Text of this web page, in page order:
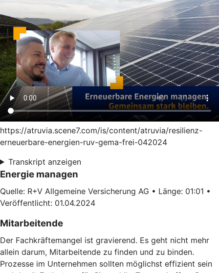
https://atruvia.scene7.com/is/content/atruvia/resilienz-
erneuerbare-energien-ruv-gema-frei-042024
Transkript anzeigen
Energie managen
Quelle: R+V Allgemeine Versicherung AG • Länge: 01:01 •
Veröffentlicht: 01.04.2024
Mitarbeitende
Der Fachkräftemangel ist gravierend. Es geht nicht mehr
allein darum, Mitarbeitende zu finden und zu binden.
Prozesse im Unternehmen sollten möglichst effizient sein